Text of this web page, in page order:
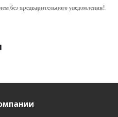
без предварительного уведомления!